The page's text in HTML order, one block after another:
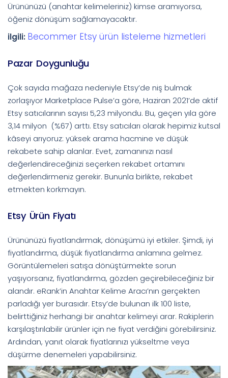
Ürününüzü (anahtar kelimeleriniz) kimse aramıyorsa,
öğeniz dönüşüm sağlamayacaktır.
ilgili: Becommer Etsy ürün listeleme hizmetleri
Pazar Doygunluğu
Çok sayıda mağaza nedeniyle Etsy’de niş bulmak
zorlaşıyor Marketplace Pulse’a göre, Haziran 2021’de aktif
Etsy satıcılarının sayısı 5,23 milyondu. Bu, geçen yıla göre
3,14 milyon (%67) arttı. Etsy satıcıları olarak hepimiz kutsal
kâseyi arıyoruz: yüksek arama hacmine ve düşük
rekabete sahip alanlar. Evet, zamanınızı nasıl
değerlendireceğinizi seçerken rekabet ortamını
değerlendirmeniz gerekir. Bununla birlikte, rekabet
etmekten korkmayın.
Etsy Ürün Fiyatı
Ürününüzü fiyatlandırmak, dönüşümü iyi etkiler. Şimdi, iyi
fiyatlandırma, düşük fiyatlandırma anlamına gelmez.
Görüntülemeleri satışa dönüştürmekte sorun
yaşıyorsanız, fiyatlandırma, gözden geçirebileceğiniz bir
alandır. eRank’in Anahtar Kelime Aracı’nın gerçekten
parladığı yer burasıdır. Etsy’de bulunan ilk 100 liste,
belirttiğiniz herhangi bir anahtar kelimeyi arar. Rakiplerin
karşılaştırılabilir ürünler için ne fiyat verdiğini görebilirsiniz.
Ardından, yanıt olarak fiyatlarınızı yükseltme veya
düşürme denemeleri yapabilirsiniz.